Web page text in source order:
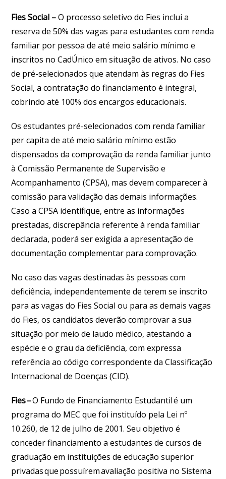
Fies Social –O processo seletivo do Fies inclui a
reserva de 50% das vagas para estudantes com renda
familiar por pessoa de até meio salário mínimo e
inscritos no CadÚnico em situação de ativos. No caso
de pré-selecionados que atendam às regras do Fies
Social, a contratação do financiamento é integral,
cobrindo até 100% dos encargos educacionais.
Os estudantes pré-selecionados com renda familiar
per capita de até meio salário mínimo estão
dispensados da comprovação da renda familiar junto
à Comissão Permanente de Supervisão e
Acompanhamento (CPSA), mas devem comparecer à
comissão para validação das demais informações.
Caso a CPSA identifique, entre as informações
prestadas, discrepância referente à renda familiar
declarada, poderá ser exigida a apresentação de
documentação complementar para comprovação.
No caso das vagas destinadas às pessoas com
deficiência, independentemente de terem se inscrito
para as vagas do Fies Social ou para as demais vagas
do Fies, os candidatos deverão comprovar a sua
situação por meio de laudo médico, atestando a
espécie e o grau da deficiência, com expressa
referência ao código correspondente da Classificação
Internacional de Doenças (CID).
Fies–O Fundo de Financiamento Estudantil é um
programa do MEC que foi instituído pela Lei nº
10.260, de 12 de julho de 2001. Seu objetivo é
conceder financiamento a estudantes de cursos de
graduação em instituições de educação superior
privadas que possuírem avaliação positiva no Sistema